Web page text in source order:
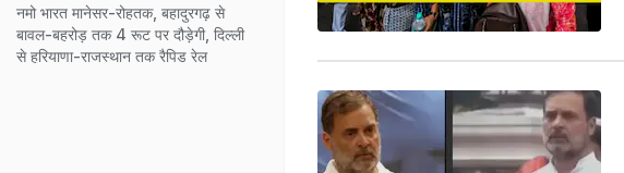
नमो भारत मानेसर-रोहतक, बहादुरगढ़ से
बावल-बहरोड़ तक 4 रूट पर दौड़ेगी, दिल्ली
से हरियाणा-राजस्थान तक रैपिड रेल